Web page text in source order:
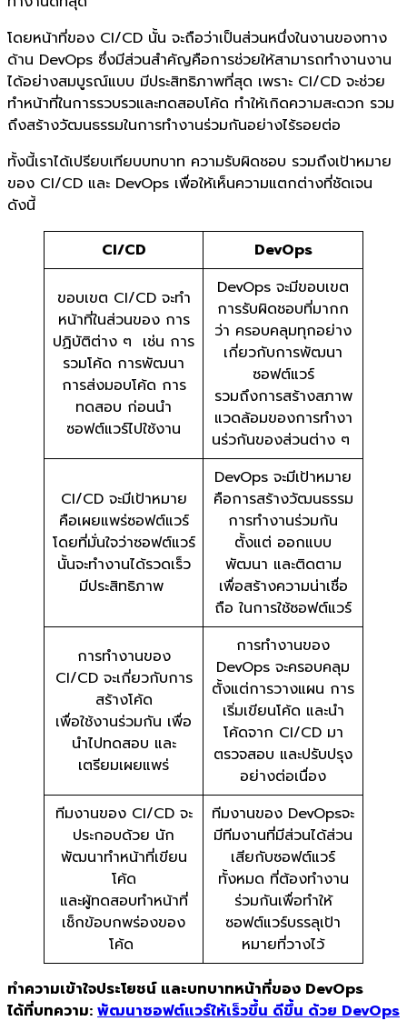
โดยหน้าที่ของ CI/CD นั้น จะถือว่าเป็นส่วนหนึ่งในงานของทาง
ด้าน DevOps ซึ่งมีส่วนสำคัญคือการช่วยให้สามารถทำงานงาน
ได้อย่างสมบูรณ์แบบ มีประสิทธิภาพที่สุด เพราะ CI/CD จะช่วย
ทำหน้าที่ในการรวบรวและทดสอบโค้ด ทำให้เกิดความสะดวก รวม
ถึงสร้างวัฒนธรรมในการทำงานร่วมกันอย่างไร้รอยต่อ
ทั้งนี้เราได้เปรียบเทียบบทบาท ความรับผิดชอบ รวมถึงเป้าหมาย
ของ CI/CD และ DevOps เพื่อให้เห็นความแตกต่างที่ชัดเจน
ดังนี้
CI/CD DevOps
ขอบเขต CI/CD จะทำ
หน้าที่ในส่วนของ การ
ปฏิบัติต่าง ๆ เช่น การ
รวมโค้ด การพัฒนา
การส่งมอบโค้ด การ
ทดสอบ ก่อนนำ
ซอฟต์แวร์ไปใช้งาน
DevOps จะมีขอบเขต
การรับผิดชอบที่มากก
ว่า ครอบคลุมทุกอย่าง
เกี่ยวกับการพัฒนา
ซอฟต์แวร์
รวมถึงการสร้างสภาพ
แวดล้อมของการทำงา
นร่วกันของส่วนต่าง ๆ
CI/CD จะมีเป้าหมาย
คือเผยแพร่ซอฟต์แวร์
โดยที่มั่นใจว่าซอฟต์แวร์
นั้นจะทำงานได้รวดเร็ว
มีประสิทธิภาพ
DevOps จะมีเป้าหมาย
คือการสร้างวัฒนธรรม
การทำงานร่วมกัน
ตั้งแต่ ออกแบบ
พัฒนา และติดตาม
เพื่อสร้างความน่าเชื่อ
ถือ ในการใช้ซอฟต์แวร์
การทำงานของ
CI/CD จะเกี่ยวกับการ
สร้างโค้ด
เพื่อใช้งานร่วมกัน เพื่อ
นำไปทดสอบ และ
เตรียมเผยแพร่
การทำงานของ
DevOps จะครอบคลุม
ตั้งแต่การวางแผน การ
เริ่มเขียนโค้ด และนำ
โค้ดจาก CI/CD มา
ตรวจสอบ และปรับปรุง
อย่างต่อเนื่อง
ทีมงานของ CI/CD จะ
ประกอบด้วย นัก
พัฒนาทำหน้าที่เขียน
โค้ด
และผู้ทดสอบทำหน้าที่
เช็กข้อบกพร่องของ
โค้ด
ทีมงานของ DevOpsจะ
มีทีมงานที่มีส่วนได้ส่วน
เสียกับซอฟต์แวร์
ทั้งหมด ที่ต้องทำงาน
ร่วมกันเพื่อทำให้
ซอฟต์แวร์บรรลุเป้า
หมายที่วางไว้
ทำความเข้าใจประโยชน์ และบทบาทหน้าที่ของ DevOps
ได้ที่บทความ: พัฒนาซอฟต์แวร์ให้เร็วขึ้น ดีขึ้น ด้วย DevOps